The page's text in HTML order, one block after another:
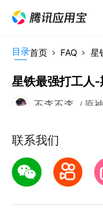
目录首页 FAQ 星
星铁最强打工人
不李不李（原神
联系我们